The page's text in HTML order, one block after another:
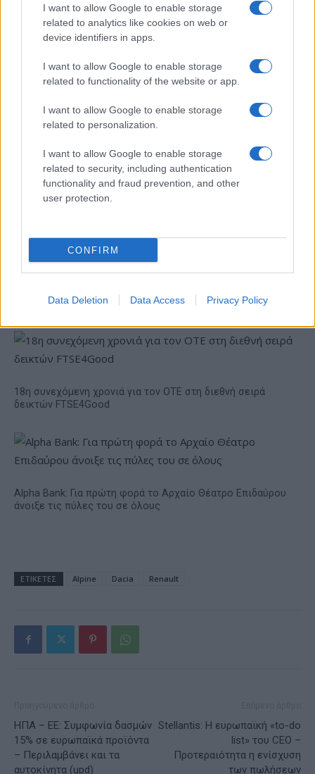
I want to allow Google to enable storage
related to analytics like cookies on web or
device identifiers in apps.
I want to allow Google to enable storage
related to functionality of the website or app.
I want to allow Google to enable storage
related to personalization.
I want to allow Google to enable storage
related to security, including authentication
functionality and fraud prevention, and other
user protection.
CONFIRM
Data Deletion Data Access Privacy Policy
ευρώ σε 843 μέσα
ενημέρωσης- Ξεκίνησε το
πενταετές πρόγραμμα
ευρώ – Καθαρά κέρδη 313
εκατ. ευρώ
Η Chery επενδύει 75 εκατ. δολάρια στην KG Mobility
το 2028
18η συνεχόμενη χρονιά για τον ΟΤΕ στη διεθνή σειρά
δεικτών FTSE4Good
Alpha Bank: Για πρώτη φορά το Αρχαίο Θέατρο Επιδαύρου
άνοιξε τις πύλες του σε όλους
ΕΤΙΚΕΤΕΣ Alpine Dacia Renault
ΗΠΑ – ΕΕ: Συμφωνία δασμών
15% σε ευρωπαϊκά προϊόντα
– Περιλαμβάνει και τα
αυτοκίνητα (upd)
Stellantis: Η ευρωπαϊκή «to-do
list» του CEO –
Προτεραιότητα η ενίσχυση
των πωλήσεων